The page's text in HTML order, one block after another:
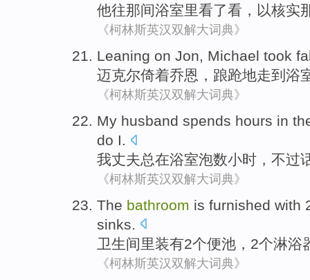
他往那间浴室里看了看， 以核实
《柯林斯英汉双解大词典》
Leaning on Jon, Michael took
迈克尔倚着乔恩 ， 踉跄地走到 浴
《柯林斯英汉双解大词典》
My husband spends hours in
do I.
我丈夫总在浴室泡数小时 ， 不过
《柯林斯英汉双解大词典》
The bathroom is furnished with
sinks
卫生间里装有2个便池，2个淋浴
《柯林斯英汉双解大词典》